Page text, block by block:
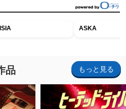
ASKA
品 もっと見る